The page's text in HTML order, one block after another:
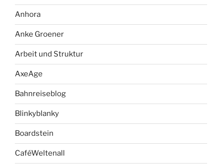
Anhora
Anke Groener
Arbeit und Struktur
AxeAge
Bahnreiseblog
Blinkyblanky
Boardstein
CaféWeltenall